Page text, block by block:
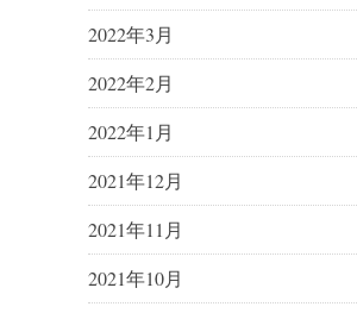
2022年3月
2022年2月
2022年1月
2021年12月
2021年11月
2021年10月